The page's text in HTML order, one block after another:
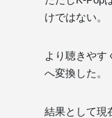
けではない。
より聴きやす
へ変換した。
結果として現